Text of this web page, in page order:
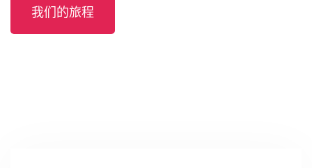
我们的旅程